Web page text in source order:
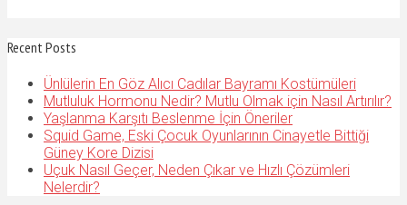
Recent Posts
Ünlülerin En Göz Alıcı Cadılar Bayramı Kostümüleri
Mutluluk Hormonu Nedir? Mutlu Olmak için Nasıl Artırılır?
Yaşlanma Karşıtı Beslenme İçin Öneriler
Squid Game, Eski Çocuk Oyunlarının Cinayetle Bittiği
Güney Kore Dizisi
Uçuk Nasıl Geçer, Neden Çıkar ve Hızlı Çözümleri
Nelerdir?